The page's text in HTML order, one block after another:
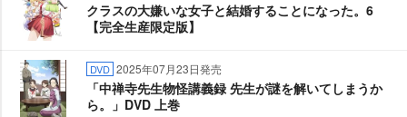
クラスの大嫌いな女子と結婚することになった。6
【完全生産限定版】
DVD 2025年07月23日発売
「中禅寺先生物怪講義録 先生が謎を解いてしまうか
ら。」DVD 上巻